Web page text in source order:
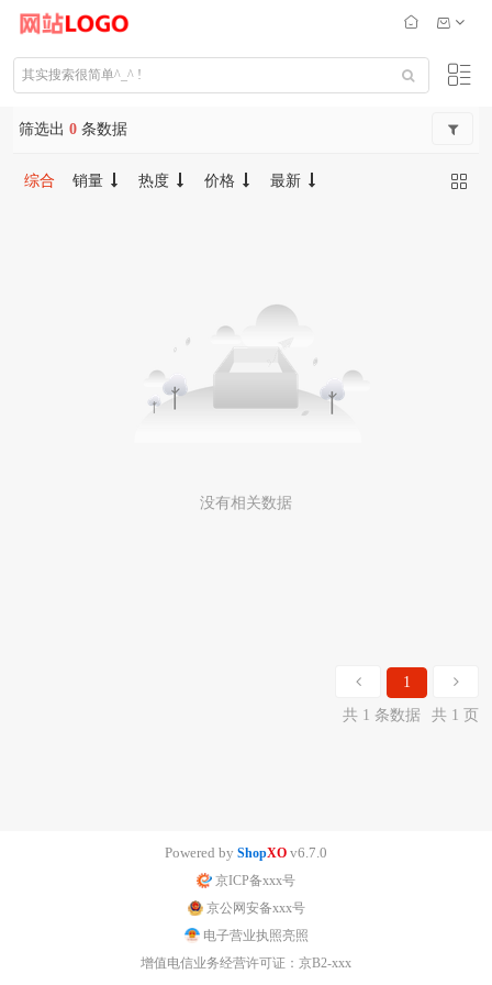
筛选出 0 条数据
综合 销量 热度 价格 最新
没有相关数据
1
共 1 条数据
共 1 页
Powered by ShopXO v6.7.0
京ICP备xxx号
京公网安备xxx号
电子营业执照亮照
增值电信业务经营许可证：京B2-xxx